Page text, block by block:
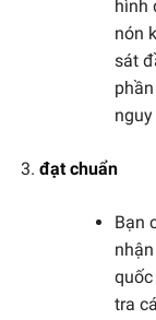
hình
nón
sát
đạt chuẩn
Bạn
quốc
tra